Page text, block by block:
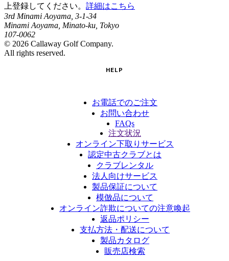
上登録してください。 詳細はこちら
3rd Minami Aoyama, 3-1-34
Minami Aoyama, Minato-ku, Tokyo
107-0062
© 2026 Callaway Golf Company.
All rights reserved.
HELP
お電話でのご注文
お問い合わせ
FAQs
注文状況
オンライン下取りサービス
認定中古クラブとは
クラブレンタル
法人向けサービス
製品保証について
模倣品について
オンライン詐欺についての注意喚起
返品ポリシー
支払方法・配送について
製品カタログ
販売店検索